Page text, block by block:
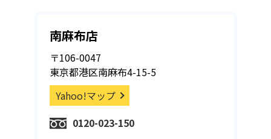
南麻布店
〒106-0047
東京都港区南麻布4-15-5
Yahoo!マップ
0120-023-150